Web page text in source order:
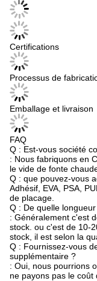
Certifications
Processus de
Emballage et livraison
FAQ
Q : Est-vous société
: Nous fabriquons en
le vide de fonte
Q : que pouvez-vous
Adhésif, EVA, PSA,
de placage.
Q : De quelle
: Généralement c'est
stock. ou c'est de 10-
stock, il est selon la
Q : Fournissez-vous
supplémentaire ?
: Oui, nous pourrions
ne payons pas le coût